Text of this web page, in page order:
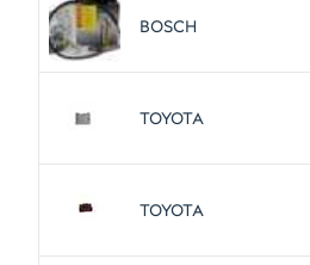
BOSCH
TOYOTA
TOYOTA